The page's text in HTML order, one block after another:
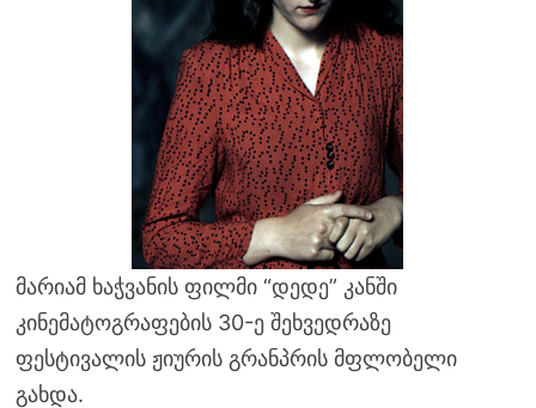
მარიამ ხაჭვანის ფილმი “დედე” კანში
კინემატოგრაფების 30-ე შეხვედრაზე
ფესტივალის ჟიურის გრანპრის მფლობელი
გახდა.